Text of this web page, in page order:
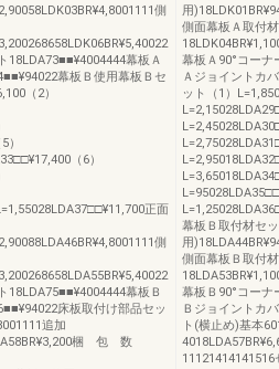
側
18LDA73■■¥4004444幕板Ａ
幕板Ｂ使用幕板Ｂセ
（2）
）
（6）
正面
側
18LDA75■■¥4004444幕板Ｂ
床板取付け部品セッ
追加
梱 包 数
用
側面幕板Ａ取付
幕板Ａ90°コーナ
Ａジョイントカ
ット（1）
幕板Ｂ取付材セ
用
側面幕板Ｂ取付
幕板Ｂ90°コーナ
Ｂジョイントカ
ト(横止め)基本